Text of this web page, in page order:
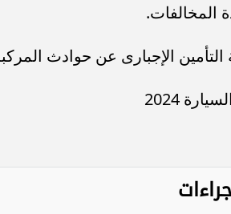
المخالفات.
الإجبارى عن حوادث
2024